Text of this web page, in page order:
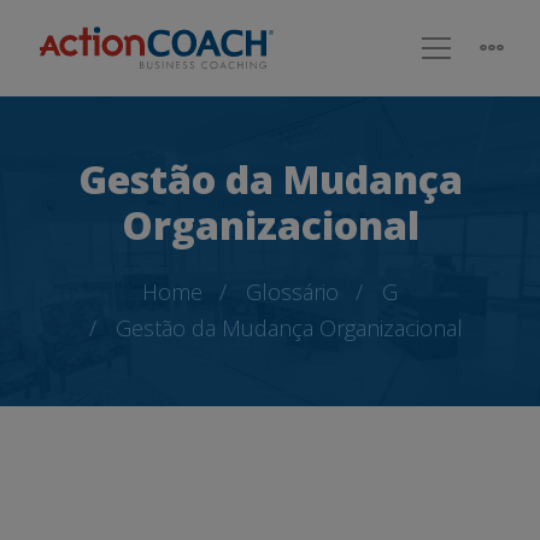
Gestão da Mudança
Organizacional
Home Glossário
G
Gestão da Mudança Organizacional